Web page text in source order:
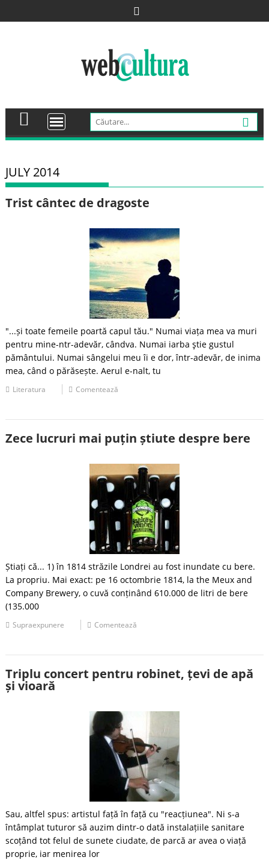
to
JULY 2014
Trist cântec de dragoste
"...și toate femeile poartă capul tău." Numai viața mea va muri
pentru mine-ntr-adevăr, cândva. Numai iarba ştie gustul
pământului. Numai sângelui meu îi e dor, într-adevăr, de inima
mea, când o părăsește. Aerul e-nalt, tu
Literatura Comentează
Zece lucruri mai puțin știute despre bere
Știați că... 1) în 1814 străzile Londrei au fost inundate cu bere.
La propriu. Mai exact: pe 16 octombrie 1814, la the Meux and
Company Brewery, o cuvă conținând 610.000 de litri de bere
(135.000
Supraexpunere Comentează
Triplu concert pentru robinet, țevi de apă
și vioară
Sau, altfel spus: artistul față în față cu "reacțiunea". Ni s-a
întâmplat tuturor să auzim dintr-o dată instalațiile sanitare
scoțând tot felul de sunete ciudate, de parcă ar avea o viață
proprie, iar menirea lor